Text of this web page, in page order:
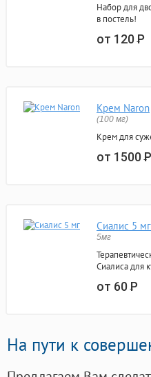
Набор для
в постель!
от 120Р
Крем Naron
(100 мг)
Крем для
от 1500Р
Сиалис 5 мг
5мг
Сиалиса для
от 60Р
На пути к